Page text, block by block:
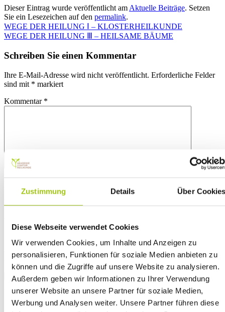
Zustimmung Details Über
Diese Webseite verwendet Cookies
Wir verwenden Cookies, um Inhalte und Anzeigen zu
personalisieren, Funktionen für soziale Medien anbieten zu
können und die Zugriffe auf unsere Website zu analysieren.
Außerdem geben wir Informationen zu Ihrer Verwendung
unserer Website an unsere Partner für soziale Medien,
Werbung und Analysen weiter. Unsere Partner führen diese
Dieser Eintrag wurde veröffentlicht am Aktuelle Beiträge. Setzen
Sie ein Lesezeichen auf den permalink.
WEGE DER HEILUNG Ⅰ – KLOSTERHEILKUNDE
WEGE DER HEILUNG Ⅲ – HEILSAME BÄUME
Schreiben Sie einen Kommentar
Ihre E-Mail-Adresse wird nicht veröffentlicht. Erforderliche Felder
sind mit * markiert
Kommentar *
Mit dem Absenden meiner Bewertung erkläre ich mich mit den
Bewertungsrichtlinien einverstanden und bestätige, dass meine
Angaben freiwillig erfolgen.